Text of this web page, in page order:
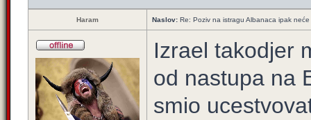
Haram Naslov: Re: Poziv na istragu Albanaca ipak
Izrael takodjer
od nastupa na
smio